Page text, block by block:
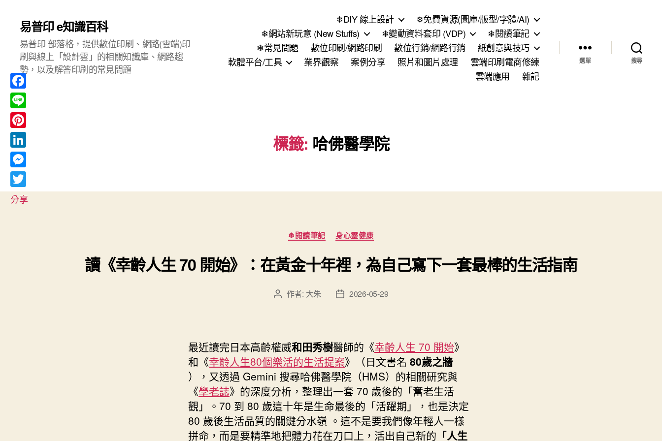
易普印 e知識百科
易普印 部落格，提供數位印刷、網路(雲端)印
刷與線上「設計雲」的相關知識庫、網路趨
勢，以及解答印刷的常見問題
❄DIY 線上設計
❄免費資源(圖庫/版型/字體/AI)
❄網站新玩意 (New Stuffs)
❄變動資料套印 (VDP)
❄閱讀筆記
❄常見問題
數位印刷/網路印刷 數位行銷/網路行銷
紙創意與技巧
軟體平台/工具
業界觀察 案例分享 照片和圖片處理
雲端印刷電商修練
雲端應用
雜記
選單 搜尋
標籤: 哈佛醫學院
分
類
❄閱讀筆記 身心靈健康
讀《幸齡人生 70 開始》：在黃金十年裡，為自己寫下一套最棒的生活指南
文 作者: 大朱
文
日
期
2026-05-29
最近讀完日本高齡權威和田秀樹醫師的《幸齡人生 70 開始》
和《幸齡人生80個樂活的生活提案》（日文書名 80歲之牆
），又透過 Gemini 搜尋哈佛醫學院（HMS）的相關研究與
《學老誌》的深度分析，整理出一套 70 歲後的「奮老生活
觀」。70 到 80 歲這十年是生命最後的「活躍期」，也是決定
80 歲後生活品質的關鍵分水嶺 。這不是要我們像年輕人一樣
拼命，而是要精準地把體力花在刀口上，活出自己新的「人生
F
a
c
e
b
o
o
k
L
i
n
e
P
i
n
t
e
L
i
n
k
M
e
s
T
分享